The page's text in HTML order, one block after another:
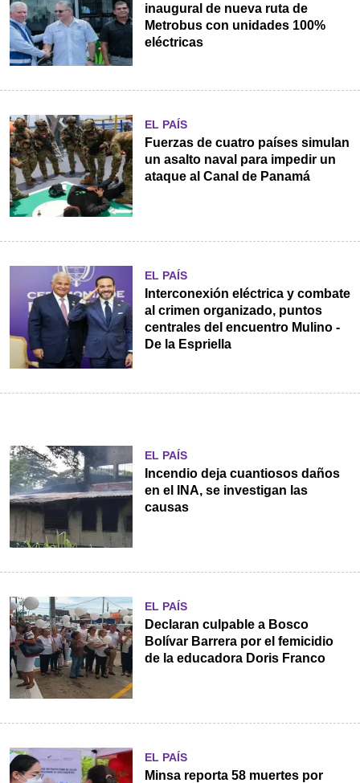
inaugural de nueva ruta de
Metrobus con unidades 100%
eléctricas
EL PAÍS
Fuerzas de cuatro países simulan
un asalto naval para impedir un
ataque al Canal de Panamá
EL PAÍS
Interconexión eléctrica y combate
al crimen organizado, puntos
centrales del encuentro Mulino -
De la Espriella
EL PAÍS
Incendio deja cuantiosos daños
en el INA, se investigan las
causas
EL PAÍS
Declaran culpable a Bosco
Bolívar Barrera por el femicidio
de la educadora Doris Franco
EL PAÍS
Minsa reporta 58 muertes por